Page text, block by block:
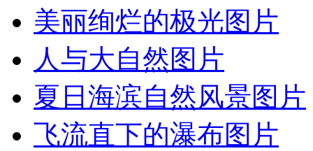
美丽绚烂的极光图片
人与大自然图片
夏日海滨自然风景图片
飞流直下的瀑布图片